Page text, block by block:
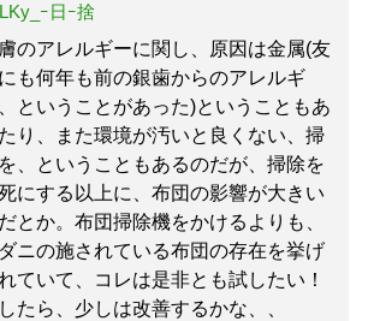
ｰ日ｰ捨
のアレルギーに関し、原因は金属(友
も何年も前の銀歯からのアレルギ
ということがあった)ということもあ
り、また環境が汚いと良くない、掃
、ということもあるのだが、掃除を
にする以上に、布団の影響が大きい
とか。布団掃除機をかけるよりも、
ニの施されている布団の存在を挙げ
ていて、コレは是非とも試したい！
たら、少しは改善するかな、、